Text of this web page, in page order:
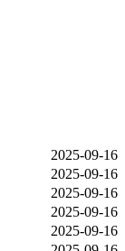
2025-09-16
2025-09-16
2025-09-16
2025-09-16
2025-09-16